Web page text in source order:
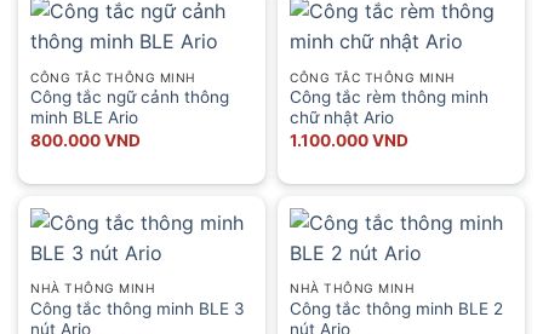
CÔNG TẮC THÔNG MINH
Công tắc ngữ cảnh thông
minh BLE Ario
800.000VND
CÔNG TẮC THÔNG MINH
Công tắc rèm thông minh
chữ nhật Ario
1.100.000VND
NHÀ THÔNG MINH
Công tắc thông minh BLE 3
nút Ario
NHÀ THÔNG MINH
Công tắc thông minh BLE 2
nút Ario